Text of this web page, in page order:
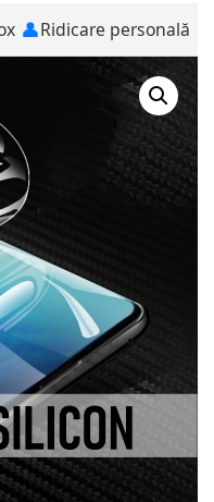
👤Ridicare personală